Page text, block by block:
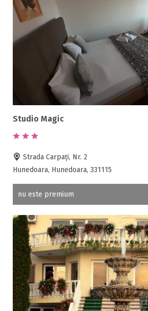
Studio Magic
Strada Carpați, Nr. 2
Hunedoara, Hunedoara, 331115
nu este premium